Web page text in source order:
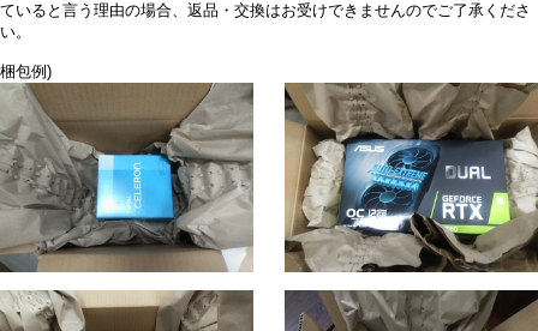
ていると言う理由の場合、返品・交換はお受けできませんのでご了承くださ
い。
梱包例)